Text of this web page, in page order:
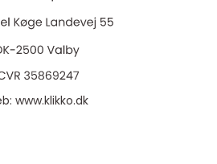
www.klikko.dk